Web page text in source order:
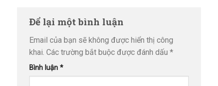
Để lại một bình luận
Email của bạn sẽ không được hiển thị công
khai. Các trường bắt buộc được đánh dấu *
Bình luận *